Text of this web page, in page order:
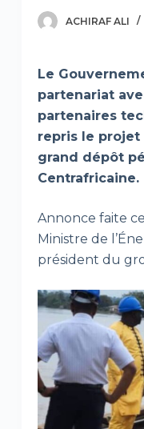
ACHIRAF ALI
Le
partenariat
partenaires
repris le
grand dépôt
Centrafricaine.
Annonce faite
Ministre de
président du